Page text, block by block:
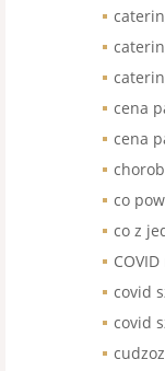
cena
cena
co
co z
covid
covid